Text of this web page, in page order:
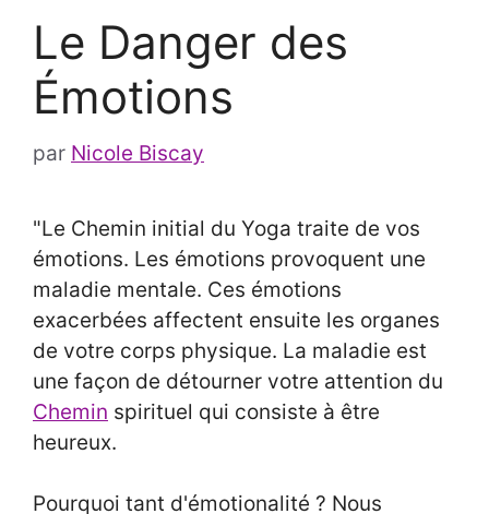
Le Danger des
Émotions
par Nicole Biscay
"Le Chemin initial du Yoga traite de vos
émotions. Les émotions provoquent une
maladie mentale. Ces émotions
exacerbées affectent ensuite les organes
de votre corps physique. La maladie est
une façon de détourner votre attention du
Chemin spirituel qui consiste à être
heureux.
Pourquoi tant d'émotionalité ? Nous